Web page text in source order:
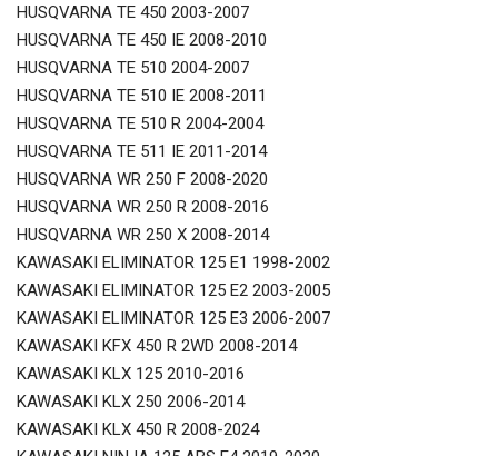
HUSQVARNA TE 450 2003-2007
HUSQVARNA TE 450 IE 2008-2010
HUSQVARNA TE 510 2004-2007
HUSQVARNA TE 510 IE 2008-2011
HUSQVARNA TE 510 R 2004-2004
HUSQVARNA TE 511 IE 2011-2014
HUSQVARNA WR 250 F 2008-2020
HUSQVARNA WR 250 R 2008-2016
HUSQVARNA WR 250 X 2008-2014
KAWASAKI ELIMINATOR 125 E1 1998-2002
KAWASAKI ELIMINATOR 125 E2 2003-2005
KAWASAKI ELIMINATOR 125 E3 2006-2007
KAWASAKI KFX 450 R 2WD 2008-2014
KAWASAKI KLX 125 2010-2016
KAWASAKI KLX 250 2006-2014
KAWASAKI KLX 450 R 2008-2024